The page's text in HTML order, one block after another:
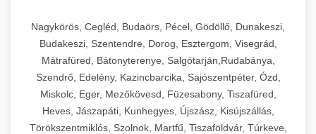
Nagykörös, Cegléd, Budaörs, Pécel, Gödöllő, Dunakeszi,
Budakeszi, Szentendre, Dorog, Esztergom, Visegrád,
Mátrafüred, Bátonyterenye, Salgótarján,Rudabánya,
Szendrő, Edelény, Kazincbarcika, Sajószentpéter, Ózd,
Miskolc, Eger, Mezőkövesd, Füzesabony, Tiszafüred,
Heves, Jászapáti, Kunhegyes, Újszász, Kisújszállás,
Törökszentmiklós, Szolnok, Martfű, Tiszaföldvár, Túrkeve,